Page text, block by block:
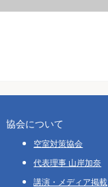
協会について
空室対策協会
代表理事 山岸加奈
講演・メディア掲載